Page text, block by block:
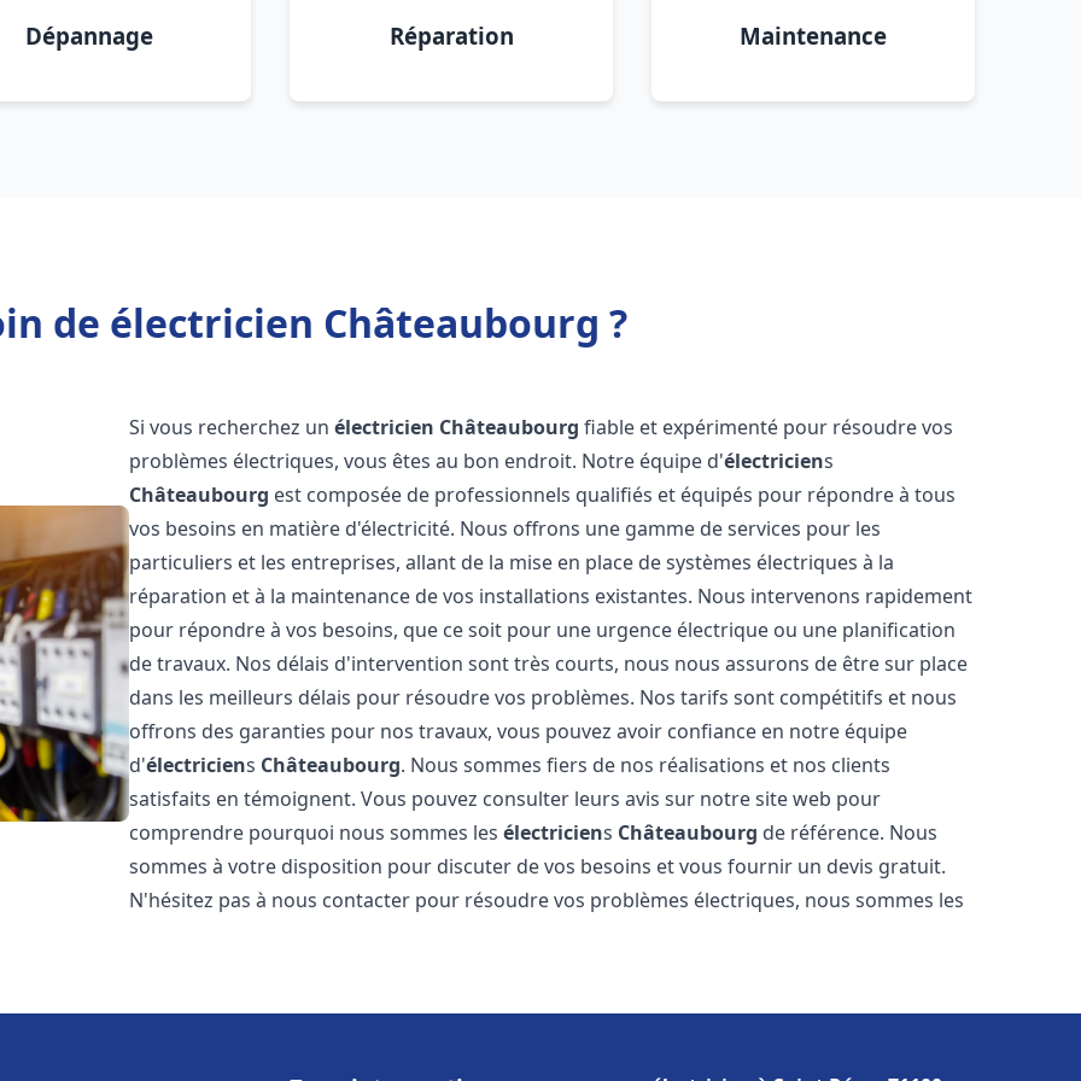
Dépannage Réparation Maintenance
de électricien Châteaubourg ?
Si vous recherchez unélectricien Châteaubourg fiable et expérimenté pour résoudre vos
problèmes électriques, vous êtes au bon endroit. Notre équipe d'électriciens
Châteaubourg est composée de professionnels qualifiés et équipés pour répondre à tous
vos besoins en matière d'électricité. Nous offrons une gamme de services pour les
particuliers et les entreprises, allant de la mise en place de systèmes électriques à la
réparation et à la maintenance de vos installations existantes. Nous intervenons rapidement
pour répondre à vos besoins, que ce soit pour une urgence électrique ou une planification
de travaux. Nos délais d'intervention sont très courts, nous nous assurons de être sur place
dans les meilleurs délais pour résoudre vos problèmes. Nos tarifs sont compétitifs et nous
offrons des garanties pour nos travaux, vous pouvez avoir confiance en notre équipe
d'électriciens Châteaubourg. Nous sommes fiers de nos réalisations et nos clients
satisfaits en témoignent. Vous pouvez consulter leurs avis sur notre site web pour
comprendre pourquoi nous sommes lesélectriciens Châteaubourg de référence. Nous
sommes à votre disposition pour discuter de vos besoins et vous fournir un devis gratuit.
N'hésitez pas à nous contacter pour résoudre vos problèmes électriques, nous sommes les